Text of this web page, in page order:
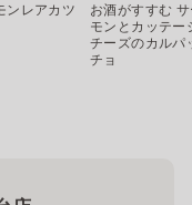
ンレアカツ
お酒がすすむ
モンとカッテー
チーズのカルパ
チョ